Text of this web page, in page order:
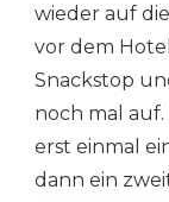
wieder auf
vor dem
Snackstop
noch mal
erst einmal
dann ein